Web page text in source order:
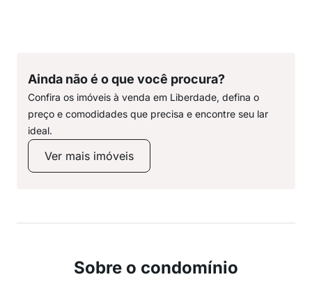
Ainda não é o que você procura?
Confira os imóveis à venda em Liberdade, defina o
preço e comodidades que precisa e encontre seu lar
ideal.
Ver mais imóveis
Sobre o condomínio